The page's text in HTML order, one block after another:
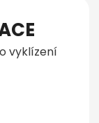
vyklízení